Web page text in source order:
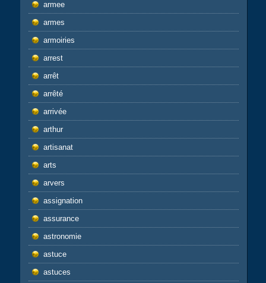
armee
armes
armoiries
arrest
arrêt
arrêté
arrivée
arthur
artisanat
arts
arvers
assignation
assurance
astronomie
astuce
astuces